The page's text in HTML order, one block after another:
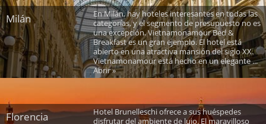
Milán
En Milán, hay hoteles interesantes en todas las
categorías, y el segmento de presupuesto no es
una excepción. Vietnamonamour Bed &
Breakfast es un gran ejemplo. El hotel está
abierto en una atractiva mansión del siglo XX.
Vietnamonamour está hecho en un elegante ...
Abrir »
Florencia
Hotel Brunelleschi ofrece a sus huéspedes
disfrutar del ambiente de lujo. El maravilloso